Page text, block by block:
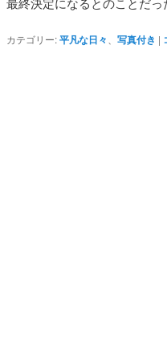
カテゴリー:平凡な日々 写真付き |